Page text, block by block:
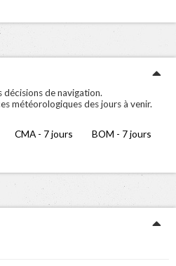
décisions de navigation.
météorologiques des jours à venir.
CMA - 7 jours
BOM - 7 jours